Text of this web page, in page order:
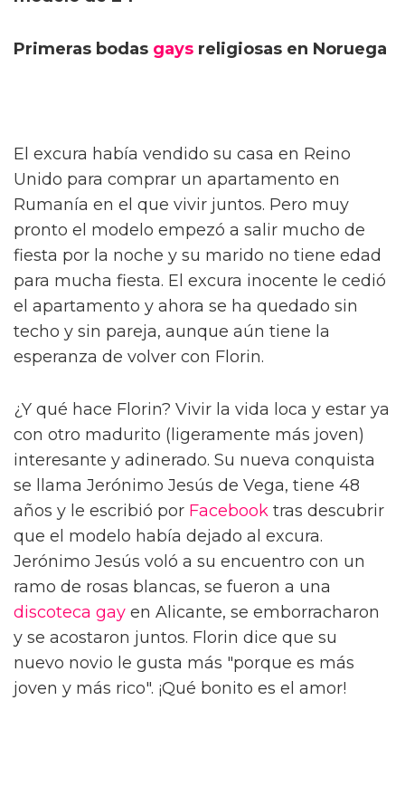
Primeras bodas gays religiosas en Noruega
El excura había vendido su casa en Reino
Unido para comprar un apartamento en
Rumanía en el que vivir juntos. Pero muy
pronto el modelo empezó a salir mucho de
fiesta por la noche y su marido no tiene edad
para mucha fiesta. El excura inocente le cedió
el apartamento y ahora se ha quedado sin
techo y sin pareja, aunque aún tiene la
esperanza de volver con Florin.
¿Y qué hace Florin? Vivir la vida loca y estar ya
con otro madurito (ligeramente más joven)
interesante y adinerado. Su nueva conquista
se llama Jerónimo Jesús de Vega, tiene 48
años y le escribió por Facebook tras descubrir
que el modelo había dejado al excura.
Jerónimo Jesús voló a su encuentro con un
ramo de rosas blancas, se fueron a una
discoteca gay en Alicante, se emborracharon
y se acostaron juntos. Florin dice que su
nuevo novio le gusta más "porque es más
joven y más rico". ¡Qué bonito es el amor!